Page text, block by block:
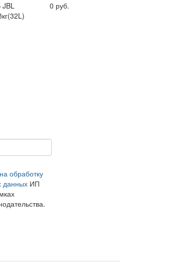
0 руб.
обработку
данныхИП